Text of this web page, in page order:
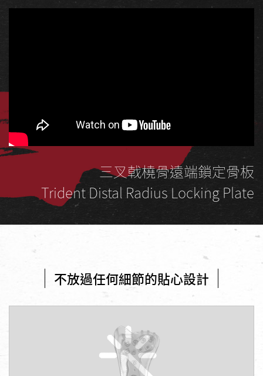
三叉戟橈骨遠端鎖定骨板
Trident Distal Radius Locking Plate
不放過任何細節的貼心設計